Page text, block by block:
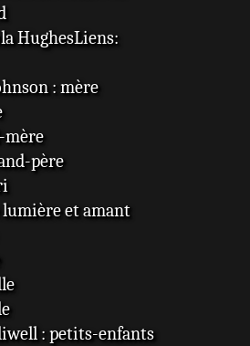
HughesLiens:
: mère
mère
père
lumière et amant
: petits-enfants